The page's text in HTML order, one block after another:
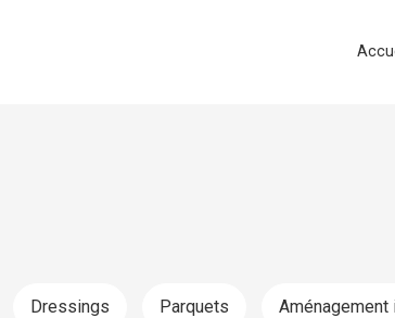
Dressings Parquets Aménagement